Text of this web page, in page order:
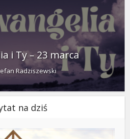
i Ty – 23 marca
Radziszewski
na dziś